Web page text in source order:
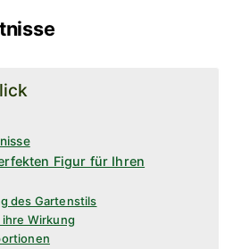
Figur für Ihren
des Gartenstils
Wirkung